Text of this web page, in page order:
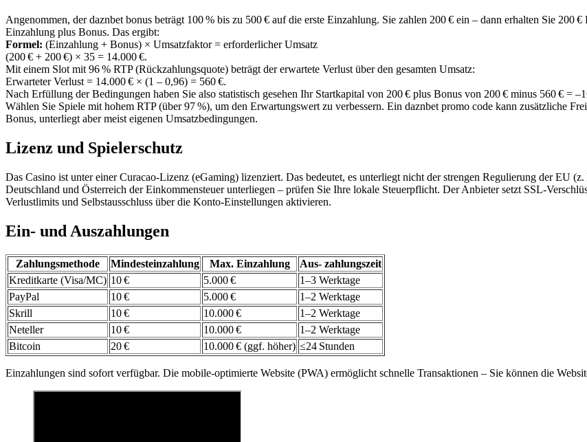
Angenommen, der daznbet bonus beträgt 100 % bis zu 500 € auf die erste Einzahlung. Sie zahlen 200 € ein – dann erhalten Sie 200
Einzahlung plus Bonus. Das ergibt:
Formel: (Einzahlung + Bonus) × Umsatzfaktor = erforderlicher Umsatz
(200 € + 200 €) × 35 = 14.000 €.
Mit einem Slot mit 96 % RTP (Rückzahlungsquote) beträgt der erwartete Verlust über den gesamten Umsatz:
Erwarteter Verlust = 14.000 € × (1 – 0,96) = 560 €.
Nach Erfüllung der Bedingungen haben Sie also statistisch gesehen Ihr Startkapital von 200 € plus Bonus von 200 € minus 560 € =
Wählen Sie Spiele mit hohem RTP (über 97 %), um den Erwartungswert zu verbessern. Ein daznbet promo code kann zusätzliche
Bonus, unterliegt aber meist eigenen Umsatzbedingungen.
Lizenz und Spielerschutz
Das Casino ist unter einer Curacao-Lizenz (eGaming) lizenziert. Das bedeutet, es unterliegt nicht der strengen Regulierung der EU
Deutschland und Österreich der Einkommensteuer unterliegen – prüfen Sie Ihre lokale Steuerpflicht. Der Anbieter setzt SSL-
Verlustlimits und Selbstausschluss über die Konto-Einstellungen aktivieren.
Ein- und Auszahlungen
Zahlungsmethode Mindesteinzahlung Max. Einzahlung
Aus- zahlungszeit
Kreditkarte (Visa/MC) 10 € 5.000 €
1–3 Werktage
PayPal
10 € 5.000 €
1–2 Werktage
Skrill
10 € 10.000 €
1–2 Werktage
Neteller
10 € 10.000 €
1–2 Werktage
Bitcoin
20 € 10.000 € (ggf. höher) ≤24 Stunden
Einzahlungen sind sofort verfügbar. Die mobile-optimierte Website (PWA) ermöglicht schnelle Transaktionen – Sie können die